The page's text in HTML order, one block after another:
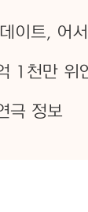
이트, 어
1천만 위
극 정보